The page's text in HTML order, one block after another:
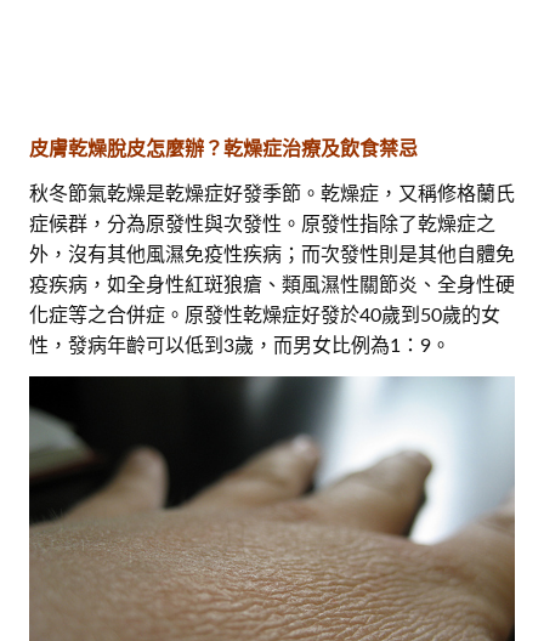
皮膚乾燥脫皮怎麼辦？乾燥症治療及飲食禁忌
秋冬節氣乾燥是乾燥症好發季節。乾燥症，又稱修格蘭氏
症候群，分為原發性與次發性。原發性指除了乾燥症之
外，沒有其他風濕免疫性疾病；而次發性則是其他自體免
疫疾病，如全身性紅斑狼瘡、類風濕性關節炎、全身性硬
化症等之合併症。原發性乾燥症好發於40歲到50歲的女
性，發病年齡可以低到3歲，而男女比例為1：9。